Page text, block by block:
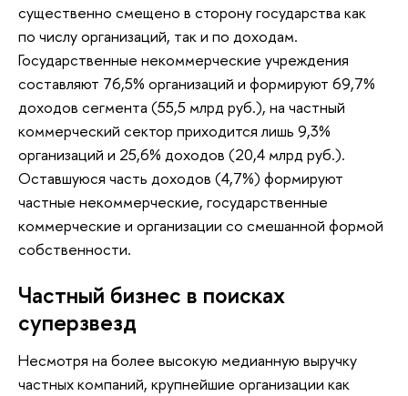
существенно смещено в сторону государства как
по числу организаций, так и по доходам.
Государственные некоммерческие учреждения
составляют 76,5% организаций и формируют 69,7%
доходов сегмента (55,5 млрд руб.), на частный
коммерческий сектор приходится лишь 9,3%
организаций и 25,6% доходов (20,4 млрд руб.).
Оставшуюся часть доходов (4,7%) формируют
частные некоммерческие, государственные
коммерческие и организации со смешанной формой
собственности.
Частный бизнес в поисках
суперзвезд
Несмотря на более высокую медианную выручку
частных компаний, крупнейшие организации как